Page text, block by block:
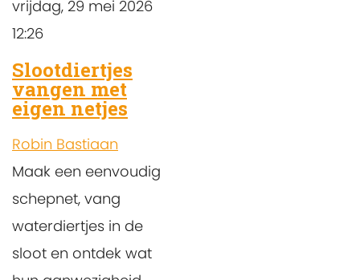
vrijdag, 29 mei 2026
12:26
Slootdiertjes
vangen met
eigen netjes
Robin Bastiaan
Maak een eenvoudig
schepnet, vang
waterdiertjes in de
sloot en ontdek wat